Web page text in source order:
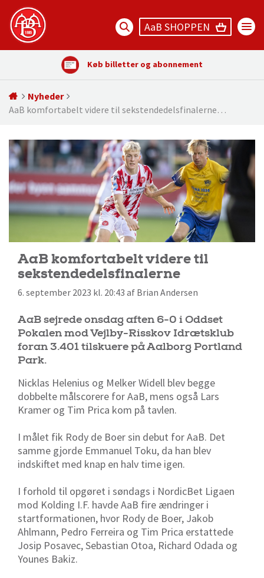
AaB SHOPPEN
Køb billetter og abonnement
Nyheder
AaB komfortabelt videre til sekstendedelsfinalerne…
AaB komfortabelt videre til
sekstendedelsfinalerne
6. september 2023 kl. 20:43 af Brian Andersen
AaB sejrede onsdag aften 6-0 i Oddset
Pokalen mod Vejlby-Risskov Idrætsklub
foran 3.401 tilskuere på Aalborg Portland
Park.
Nicklas Helenius og Melker Widell blev begge
dobbelte målscorere for AaB, mens også Lars
Kramer og Tim Prica kom på tavlen.
I målet fik Rody de Boer sin debut for AaB. Det
samme gjorde Emmanuel Toku, da han blev
indskiftet med knap en halv time igen.
I forhold til opgøret i søndags i NordicBet Ligaen
mod Kolding I.F. havde AaB fire ændringer i
startformationen, hvor Rody de Boer, Jakob
Ahlmann, Pedro Ferreira og Tim Prica erstattede
Josip Posavec, Sebastian Otoa, Richard Odada og
Younes Bakiz.